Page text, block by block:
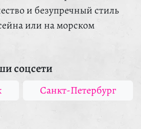
и безупречный стиль
или на морском
соцсети
Санкт-Петербург